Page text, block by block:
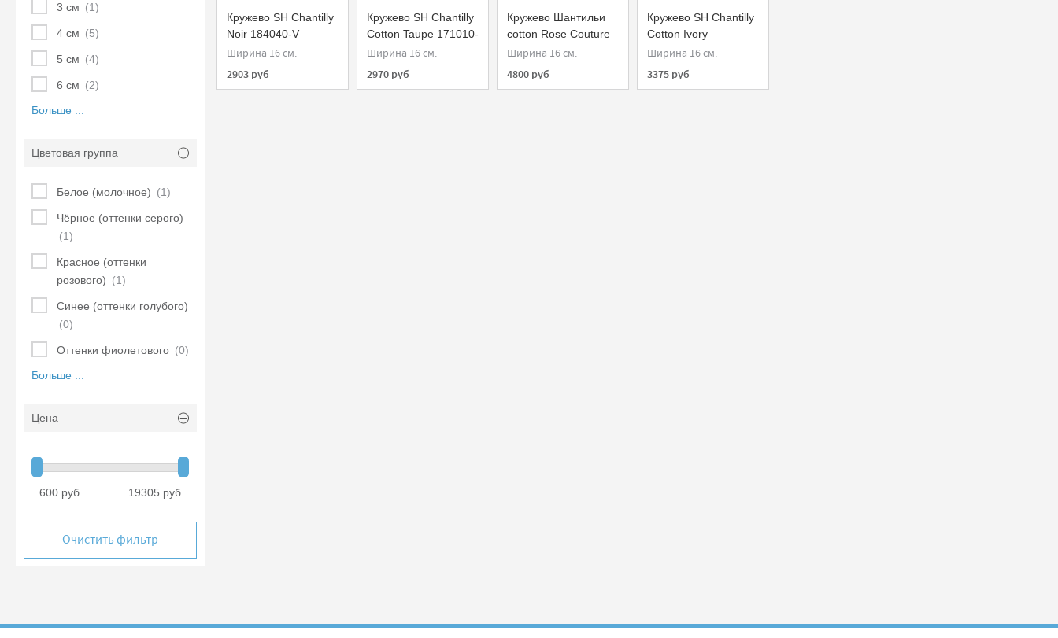
3 см (1)
4 см (5)
5 см (4)
6 см (2)
Больше ...
Цветовая группа
Белое (молочное) (1)
Чёрное (оттенки серого)
(1)
Красное (оттенки
розового) (1)
Синее (оттенки голубого)
(0)
Оттенки фиолетового (0)
Больше ...
Цена
600 руб 19305 руб
Очистить фильтр
Кружево SH Chantilly
Noir 184040-V
Ширина 16 см.
2903 руб
Кружево SH Chantilly
Cotton Taupe 171010-
V
Ширина 16 см.
2970 руб
Кружево Шантильи
cotton Rose Couture
970110-B21
Ширина 16 см.
4800 руб
Кружево SH Chantilly
Cotton Ivory
Ширина 16 см.
3375 руб